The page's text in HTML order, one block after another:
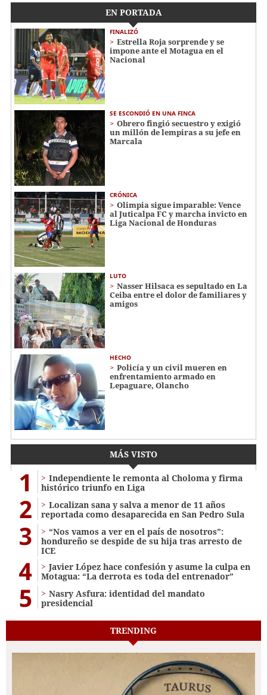
EN PORTADA
FINALIZÓ
Estrella Roja sorprende y se
impone ante el Motagua en el
Nacional
SE ESCONDIÓ EN UNA FINCA
Obrero fingió secuestro y exigió
un millón de lempiras a su jefe en
Marcala
CRÓNICA
Olimpia sigue imparable: Vence
al Juticalpa FC y marcha invicto en
Liga Nacional de Honduras
LUTO
Nasser Hilsaca es sepultado en La
Ceiba entre el dolor de familiares y
amigos
HECHO
Policía y un civil mueren en
enfrentamiento armado en
Lepaguare, Olancho
MÁS VISTO
1
Independiente le remonta al Choloma y firma
histórico triunfo en Liga
2
Localizan sana y salva a menor de 11 años
reportada como desaparecida en San Pedro Sula
3
“Nos vamos a ver en el país de nosotros”:
hondureño se despide de su hija tras arresto de
ICE
4
Javier López hace confesión y asume la culpa en
Motagua: “La derrota es toda del entrenador”
5
Nasry Asfura: identidad del mandato
presidencial
TRENDING